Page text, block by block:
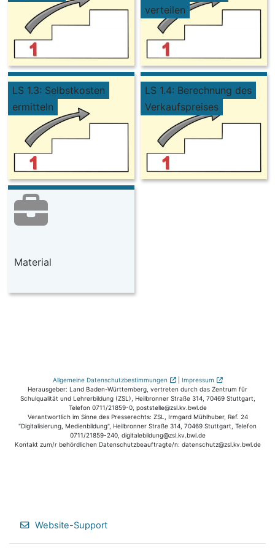
verteilen
LS 1.3: Selbstkosten
ermitteln
LS 1.4: Berechnung des
Verkaufspreises
Material
Allgemeine Datenschutzbestimmungen | Impressum
Herausgeber: Land Baden-Württemberg, vertreten durch das Zentrum für
Schulqualität und Lehrerbildung (ZSL), Heilbronner Straße 314, 70469 Stuttgart,
Telefon 0711/21859-0, poststelle@zsl.kv.bwl.de
Verantwortlich im Sinne des Presserechts: ZSL, Irmgard Mühlhuber, Ref. 24
"Digitalisierung, Medienbildung", Heilbronner Straße 314, 70469 Stuttgart, Telefon
0711/21859-240, digitalebildung@zsl.kv.bwl.de
Kontakt zum/r behördlichen Datenschutzbeauftragte/n: datenschutz@zsl.kv.bwl.de
Website-Support